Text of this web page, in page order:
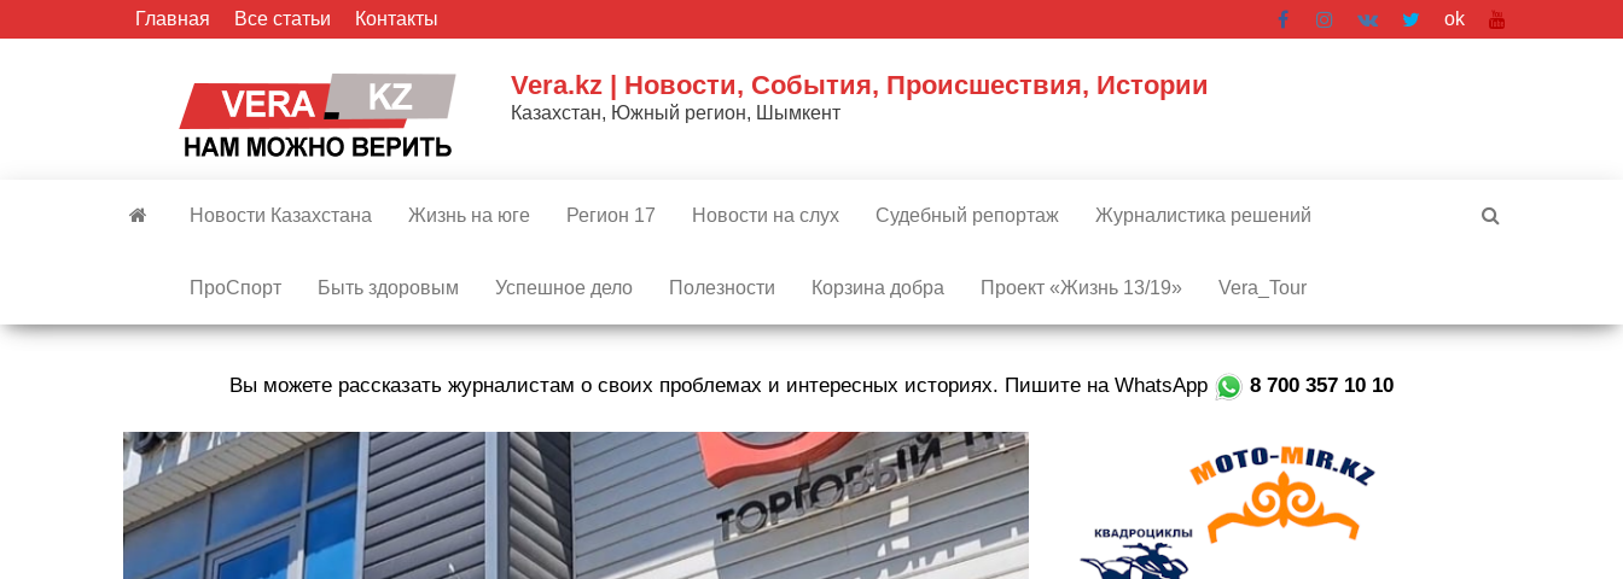
Главная Все статьи Контакты ok
Vera.kz | Новости, События, Происшествия, Истории
Казахстан, Южный регион, Шымкент
Новости Казахстана Жизнь на юге Регион 17 Новости на слух Судебный репортаж Журналистика решений
ПроСпорт Быть здоровым Успешное дело Полезности Корзина добра Проект «Жизнь 13/19» Vera_Tour
Вы можете рассказать журналистам о своих проблемах и интересных историях. Пишите на WhatsApp 8 700 357 10 10